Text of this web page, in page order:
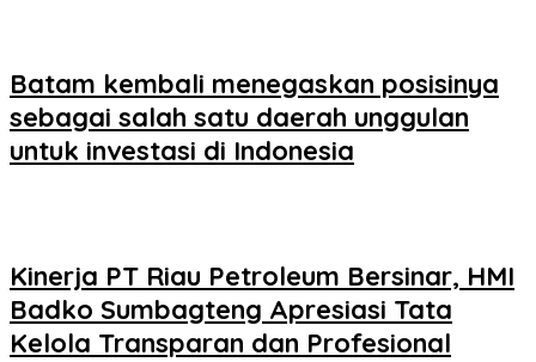
Batam kembali menegaskan posisinya
sebagai salah satu daerah unggulan
untuk investasi di Indonesia
Kinerja PT Riau Petroleum Bersinar, HMI
Badko Sumbagteng Apresiasi Tata
Kelola Transparan dan Profesional